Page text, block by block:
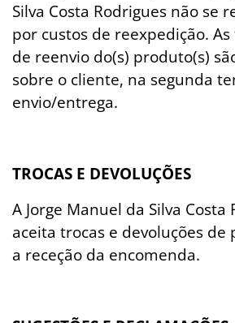
Silva Costa Rodrigues não se
por custos de reexpedição.
de reenvio do(s) produto(s)
sobre o cliente, na segunda
envio/entrega.
TROCAS E DEVOLUÇÕES
A Jorge Manuel da Silva Costa
aceita trocas e devoluções de
a receção da encomenda.